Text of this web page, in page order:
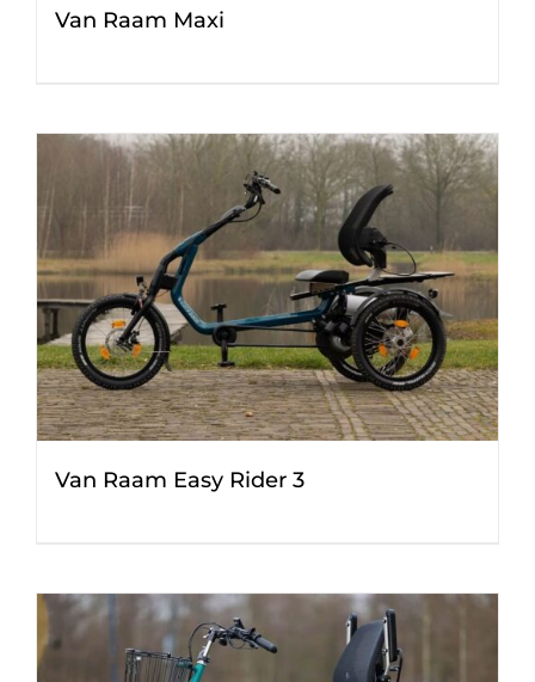
Van Raam Maxi
Van Raam Easy Rider 3